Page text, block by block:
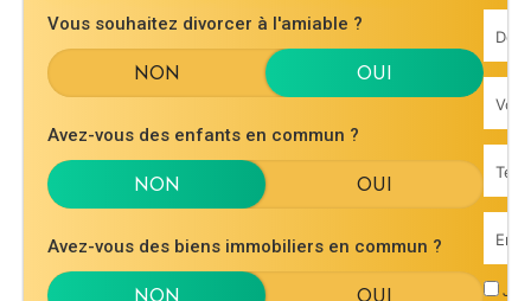
Vous souhaitez divorcer à l'amiable ?
Avez-vous des enfants en commun ?
Avez-vous des biens immobiliers en commun ?